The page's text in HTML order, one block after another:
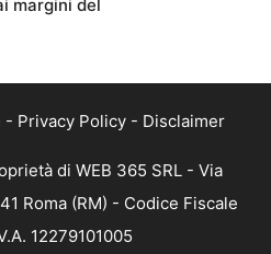
margini del
- Privacy Policy - Disclaimer
di WEB 365 SRL - Via
Roma (RM) - Codice Fiscale
12279101005